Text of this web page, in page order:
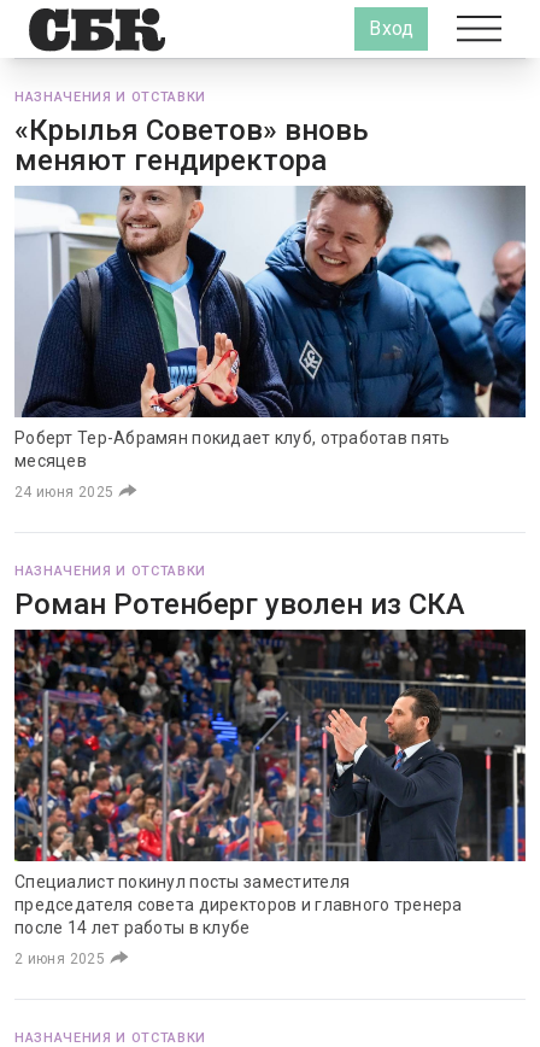
Вход
НАЗНАЧЕНИЯ И ОТСТАВКИ
«Крылья Советов» вновь
меняют гендиректора
Роберт Тер-Абрамян покидает клуб, отработав пять
месяцев
24 июня 2025
НАЗНАЧЕНИЯ И ОТСТАВКИ
Роман Ротенберг уволен из СКА
Специалист покинул посты заместителя
председателя совета директоров и главного тренера
после 14 лет работы в клубе
2 июня 2025
НАЗНАЧЕНИЯ И ОТСТАВКИ